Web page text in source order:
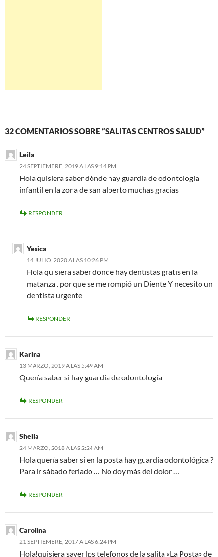
32 COMENTARIOS SOBRE “SALITAS CENTROS SALUD”
Leila
24 SEPTIEMBRE, 2019 A LAS 9:14 PM
Hola quisiera saber dónde hay guardia de odontologia
infantil en la zona de san alberto muchas gracias
RESPONDER
Yesica
14 JULIO, 2020 A LAS 10:26 PM
Hola quisiera saber donde hay dentistas gratis en la
matanza , por que se me rompió un Diente Y necesito un
dentista urgente
RESPONDER
Karina
13 MARZO, 2019 A LAS 5:49 AM
Quería saber si hay guardia de odontología
RESPONDER
Sheila
24 MARZO, 2018 A LAS 2:24 AM
Hola quería saber si en la posta hay guardia odontológica ?
Para ir sábado feriado … No doy más del dolor …
RESPONDER
Carolina
21 SEPTIEMBRE, 2017 A LAS 6:24 PM
Hola!quisiera saver lps telefonos de la salita «La Posta» de